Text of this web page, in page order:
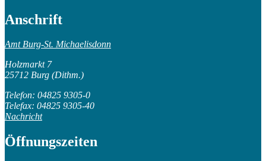
Anschrift
Amt Burg-St. Michaelisdonn
Holzmarkt 7
25712 Burg (Dithm.)
Telefon: 04825 9305-0
Telefax: 04825 9305-40
Nachricht
Öffnungszeiten